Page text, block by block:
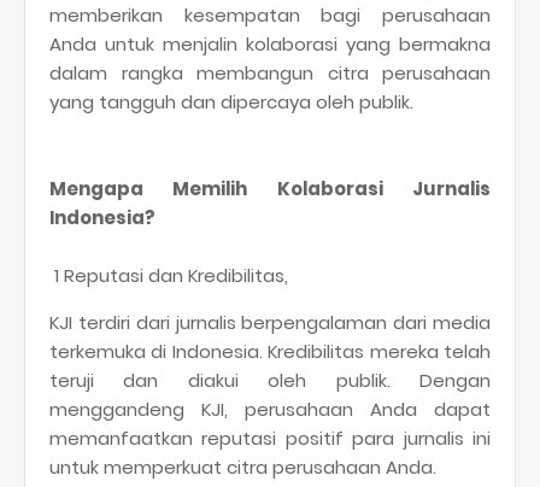
memberikan kesempatan bagi perusahaan
Anda untuk menjalin kolaborasi yang bermakna
dalam rangka membangun citra perusahaan
yang tangguh dan dipercaya oleh publik.
Mengapa Memilih Kolaborasi Jurnalis
Indonesia?
1 Reputasi dan Kredibilitas,
KJI terdiri dari jurnalis berpengalaman dari media
terkemuka di Indonesia. Kredibilitas mereka telah
teruji dan diakui oleh publik. Dengan
menggandeng KJI, perusahaan Anda dapat
memanfaatkan reputasi positif para jurnalis ini
untuk memperkuat citra perusahaan Anda.